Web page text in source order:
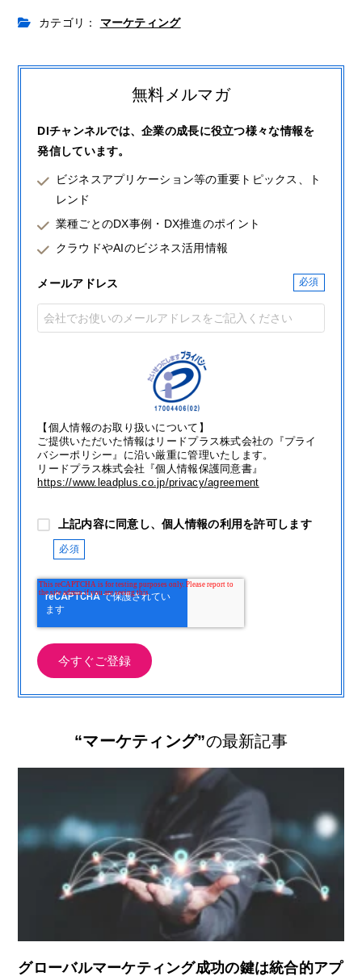
カテゴリ： マーケティング
無料メルマガ
DIチャンネルでは、企業の成長に役立つ様々な情報を
発信しています。
ビジネスアプリケーション等の重要トピックス、ト
レンド
業種ごとのDX事例・DX推進のポイント
クラウドやAIのビジネス活用情報
メールアドレス
【個人情報のお取り扱いについて】
ご提供いただいた情報はリードプラス株式会社の『プライ
バシーポリシー』に沿い厳重に管理いたします。
リードプラス株式会社『個人情報保護同意書』
https://www.leadplus.co.jp/privacy/agreement
上記内容に同意し、個人情報の利用を許可します
“マーケティング”の最新記事
グローバルマーケティング成功の鍵は統合的アプ